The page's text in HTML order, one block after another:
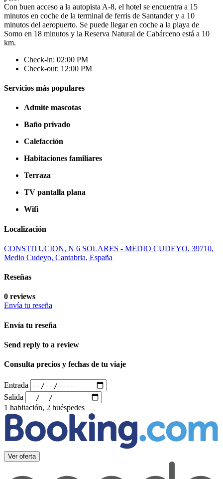
Con buen acceso a la autopista A-8, el hotel se encuentra a 15
minutos en coche de la terminal de ferris de Santander y a 10
minutos del aeropuerto. Se puede llegar en coche a la playa de
Somo en 18 minutos y la Reserva Natural de Cabárceno está a 10
km.
Check-in: 02:00 PM
Check-out: 12:00 PM
Servicios más populares
Admite mascotas
Baño privado
Calefacción
Habitaciones familiares
Terraza
TV pantalla plana
Wifi
Localización
CONSTITUCION, N 6 SOLARES - MEDIO CUDEYO, 39710,
Medio Cudeyo, Cantabria, España
Reseñas
0 reviews
Envía tu reseña
Envía tu reseña
Send reply to a review
Consulta precios y fechas de tu viaje
Entrada
Salida
1 habitación, 2 huéspedes
Ver oferta